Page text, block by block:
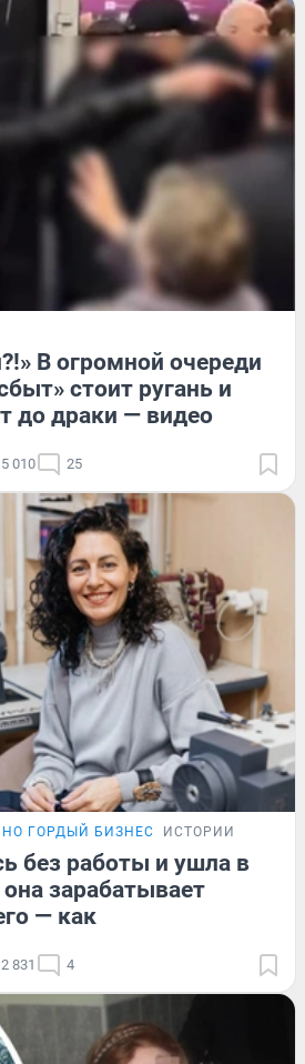
В огромной очереди
стоит ругань и
до драки — видео
5 010 25
ГОРДЫЙ БИЗНЕС ИСТОРИИ
без работы и ушла в
зарабатывает
— как
2 831 4